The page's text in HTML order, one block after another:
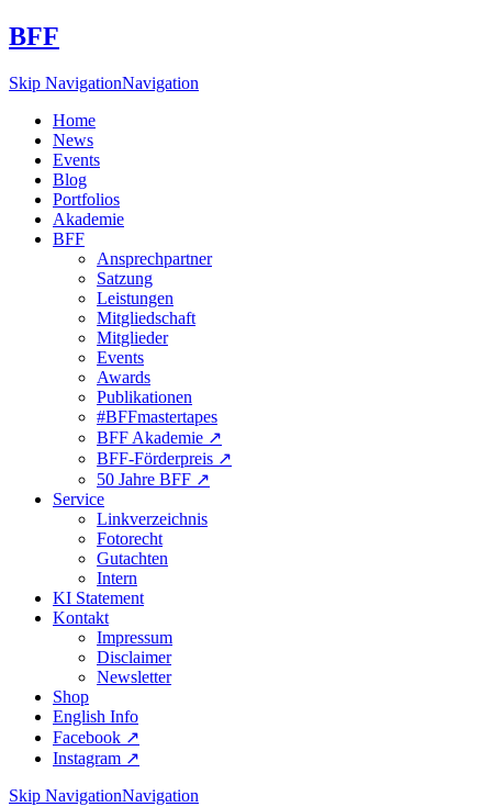
BFF
Skip NavigationNavigation
Home
News
Events
Blog
Portfolios
Akademie
BFF
Ansprechpartner
Satzung
Leistungen
Mitgliedschaft
Mitglieder
Events
Awards
Publikationen
#BFFmastertapes
BFF Akademie ↗︎
BFF-Förderpreis ↗︎
50 Jahre BFF ↗︎
Service
Linkverzeichnis
Fotorecht
Gutachten
Intern
KI Statement
Kontakt
Impressum
Disclaimer
Newsletter
Shop
English Info
Facebook ↗︎
Instagram ↗︎
Skip NavigationNavigation